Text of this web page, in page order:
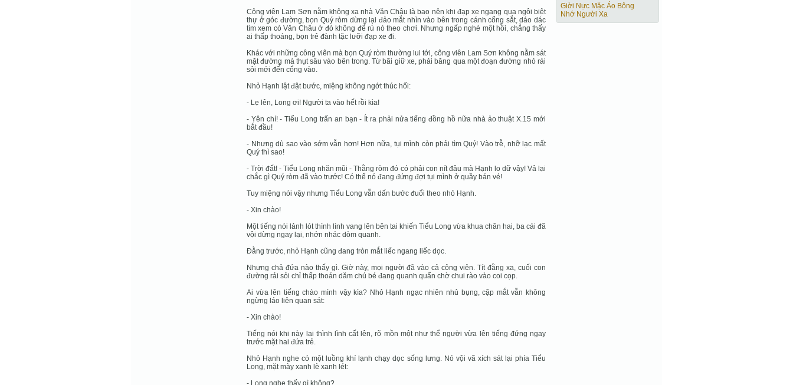
Công viên Lam Sơn nằm không xa nhà Văn Châu là bao nên khi đạp xe ngang qua ngôi biệt
thự ở góc đường, bọn Quý ròm dừng lại đảo mắt nhìn vào bên trong cánh cổng sắt, dáo dác
tìm xem có Văn Châu ở đó không để rủ nó theo chơi. Nhưng ngấp nghé một hồi, chẳng thấy
ai thấp thoáng, bọn trẻ đành tặc lưỡi đạp xe đi.
Khác với những công viên mà bọn Quý ròm thường lui tới, công viên Lam Sơn không nằm sát
mặt đường mà thụt sâu vào bên trong. Từ bãi giữ xe, phải băng qua một đoạn đường nhỏ rải
sỏi mới đến cổng vào.
Nhỏ Hạnh lật đật bước, miệng không ngớt thúc hối:
- Lẹ lên, Long ơi! Người ta vào hết rồi kìa!
- Yên chí! - Tiểu Long trấn an bạn - Ít ra phải nửa tiếng đồng hồ nữa nhà ảo thuật X.15 mới
bắt đầu!
- Nhưng dù sao vào sớm vẫn hơn! Hơn nữa, tụi mình còn phải tìm Quý! Vào trễ, nhỡ lạc mất
Quý thì sao!
- Trời đất! - Tiểu Long nhăn mũi - Thằng ròm đó có phải con nít đâu mà Hạnh lo dữ vậy! Vả lại
chắc gì Quý ròm đã vào trước! Có thể nó đang đứng đợi tụi mình ở quầy bán vé!
Tuy miệng nói vậy nhưng Tiểu Long vẫn dấn bước đuổi theo nhỏ Hạnh.
- Xin chào!
Một tiếng nói lảnh lót thình lình vang lên bên tai khiến Tiểu Long vừa khua chân hai, ba cái đã
vội dừng ngay lại, nhớn nhác dòm quanh.
Đằng trước, nhỏ Hạnh cũng đang tròn mắt liếc ngang liếc dọc.
Nhưng chả đứa nào thấy gì. Giờ này, mọi người đã vào cả công viên. Tít đằng xa, cuối con
đường rải sỏi chỉ thấp thoán dăm chú bé đang quanh quẩn chờ chui rào vào coi cọp.
Ai vừa lên tiếng chào mình vậy kìa? Nhỏ Hạnh ngạc nhiên nhủ bụng, cặp mắt vẫn không
ngừng láo liên quan sát:
- Xin chào!
Tiếng nói khi này lại thình lình cất lên, rõ mồn một như thể người vừa lên tiếng đứng ngay
trước mặt hai đứa trẻ.
Nhỏ Hạnh nghe có một luồng khí lạnh chạy dọc sống lưng. Nó vội vã xích sát lại phía Tiểu
Long, mặt mày xanh lè xanh lét:
- Long nghe thấy gì không?
Giời Nực Mặc Áo Bông
Nhớ Người Xa